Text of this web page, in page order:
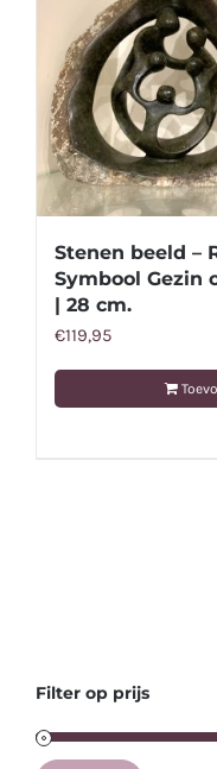
Stenen beeld –
Symbool Gezin
| 28 cm.
€119,95
Filter op prijs